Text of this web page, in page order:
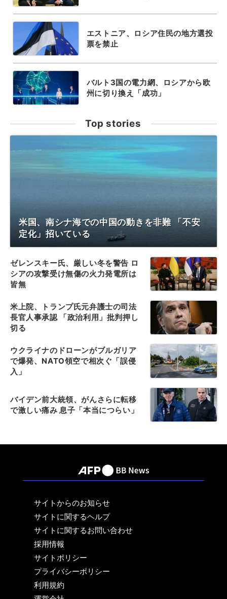
エストニア、ロシア住民の地方選投
票を禁止
バルト3国の電力網、ロシアから欧
州に切り換え「成功」
Top stories
米国、南シナ海での中国の動きを非難 「不安
定化」招いている
ゼレンスキー氏、厳しい冬を警告 ロ
シアの攻撃受け無傷の火力発電所は
皆無
米上院、トランプ氏元弁護士の司法
長官人事承認 「政治利用」批判押し
切る
ウクライナのドローンがブルガリア
で爆発、NATO領空で相次ぐ「誤侵
入」
バイデン前大統領、がんさらに転移
で激しい痛み 息子「本当につらい」
サイトからのお知らせ
サイトに関するヘルプ
サイトに関するお問い合わせ
採用情報
サイトポリシー
プライバシーポリシー
利用規約